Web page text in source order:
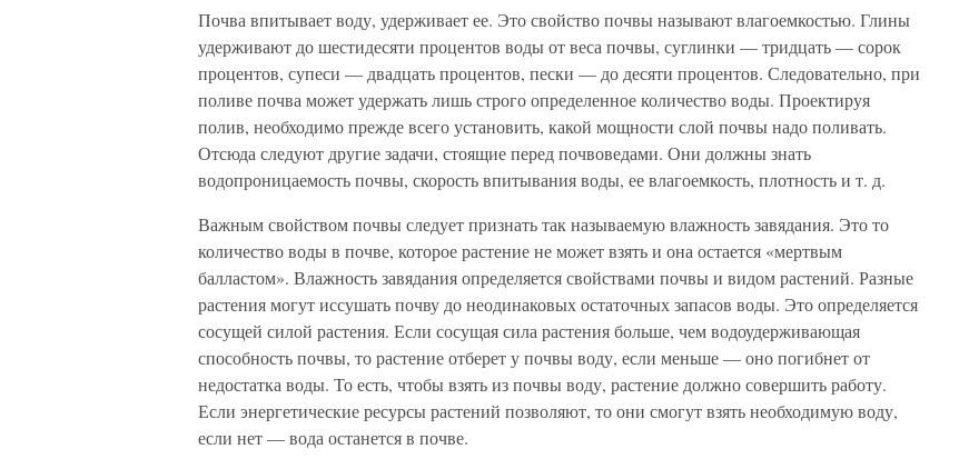
Почва впитывает воду, удерживает ее. Это свойство почвы называют влагоемкостью. Глины
удерживают до шестидесяти процентов воды от веса почвы, суглинки — тридцать — сорок
процентов, супеси — двадцать процентов, пески — до десяти процентов. Следовательно, при
поливе почва может удержать лишь строго определенное количество воды. Проектируя
полив, необходимо прежде всего установить, какой мощности слой почвы надо поливать.
Отсюда следуют другие задачи, стоящие перед почвоведами. Они должны знать
водопроницаемость почвы, скорость впитывания воды, ее влагоемкость, плотность и т. д.
Важным свойством почвы следует признать так называемую влажность завядания. Это то
количество воды в почве, которое растение не может взять и она остается «мертвым
балластом». Влажность завядания определяется свойствами почвы и видом растений. Разные
растения могут иссушать почву до неодинаковых остаточных запасов воды. Это определяется
сосущей силой растения. Если сосущая сила растения больше, чем водоудерживающая
способность почвы, то растение отберет у почвы воду, если меньше — оно погибнет от
недостатка воды. То есть, чтобы взять из почвы воду, растение должно совершить работу.
Если энергетические ресурсы растений позволяют, то они смогут взять необходимую воду,
если нет — вода останется в почве.